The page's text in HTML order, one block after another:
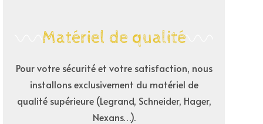
Matériel de qualité
Pour votre sécurité et votre satisfaction, nous
installons exclusivement du matériel de
qualité supérieure (Legrand, Schneider, Hager,
Nexans…).